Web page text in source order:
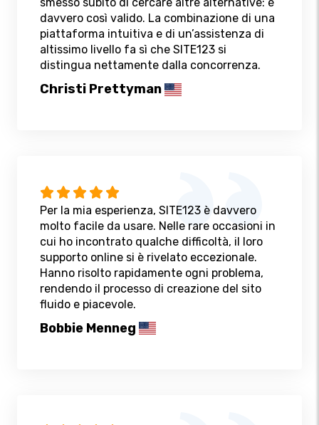
smesso subito di cercare altre alternative: è
davvero così valido. La combinazione di una
piattaforma intuitiva e di un’assistenza di
altissimo livello fa sì che SITE123 si
distingua nettamente dalla concorrenza.
Christi Prettyman
Per la mia esperienza, SITE123 è davvero
molto facile da usare. Nelle rare occasioni in
cui ho incontrato qualche difficoltà, il loro
supporto online si è rivelato eccezionale.
Hanno risolto rapidamente ogni problema,
rendendo il processo di creazione del sito
fluido e piacevole.
Bobbie Menneg